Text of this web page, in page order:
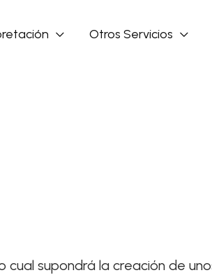
Otros Servicios
cual supondrá la creación de